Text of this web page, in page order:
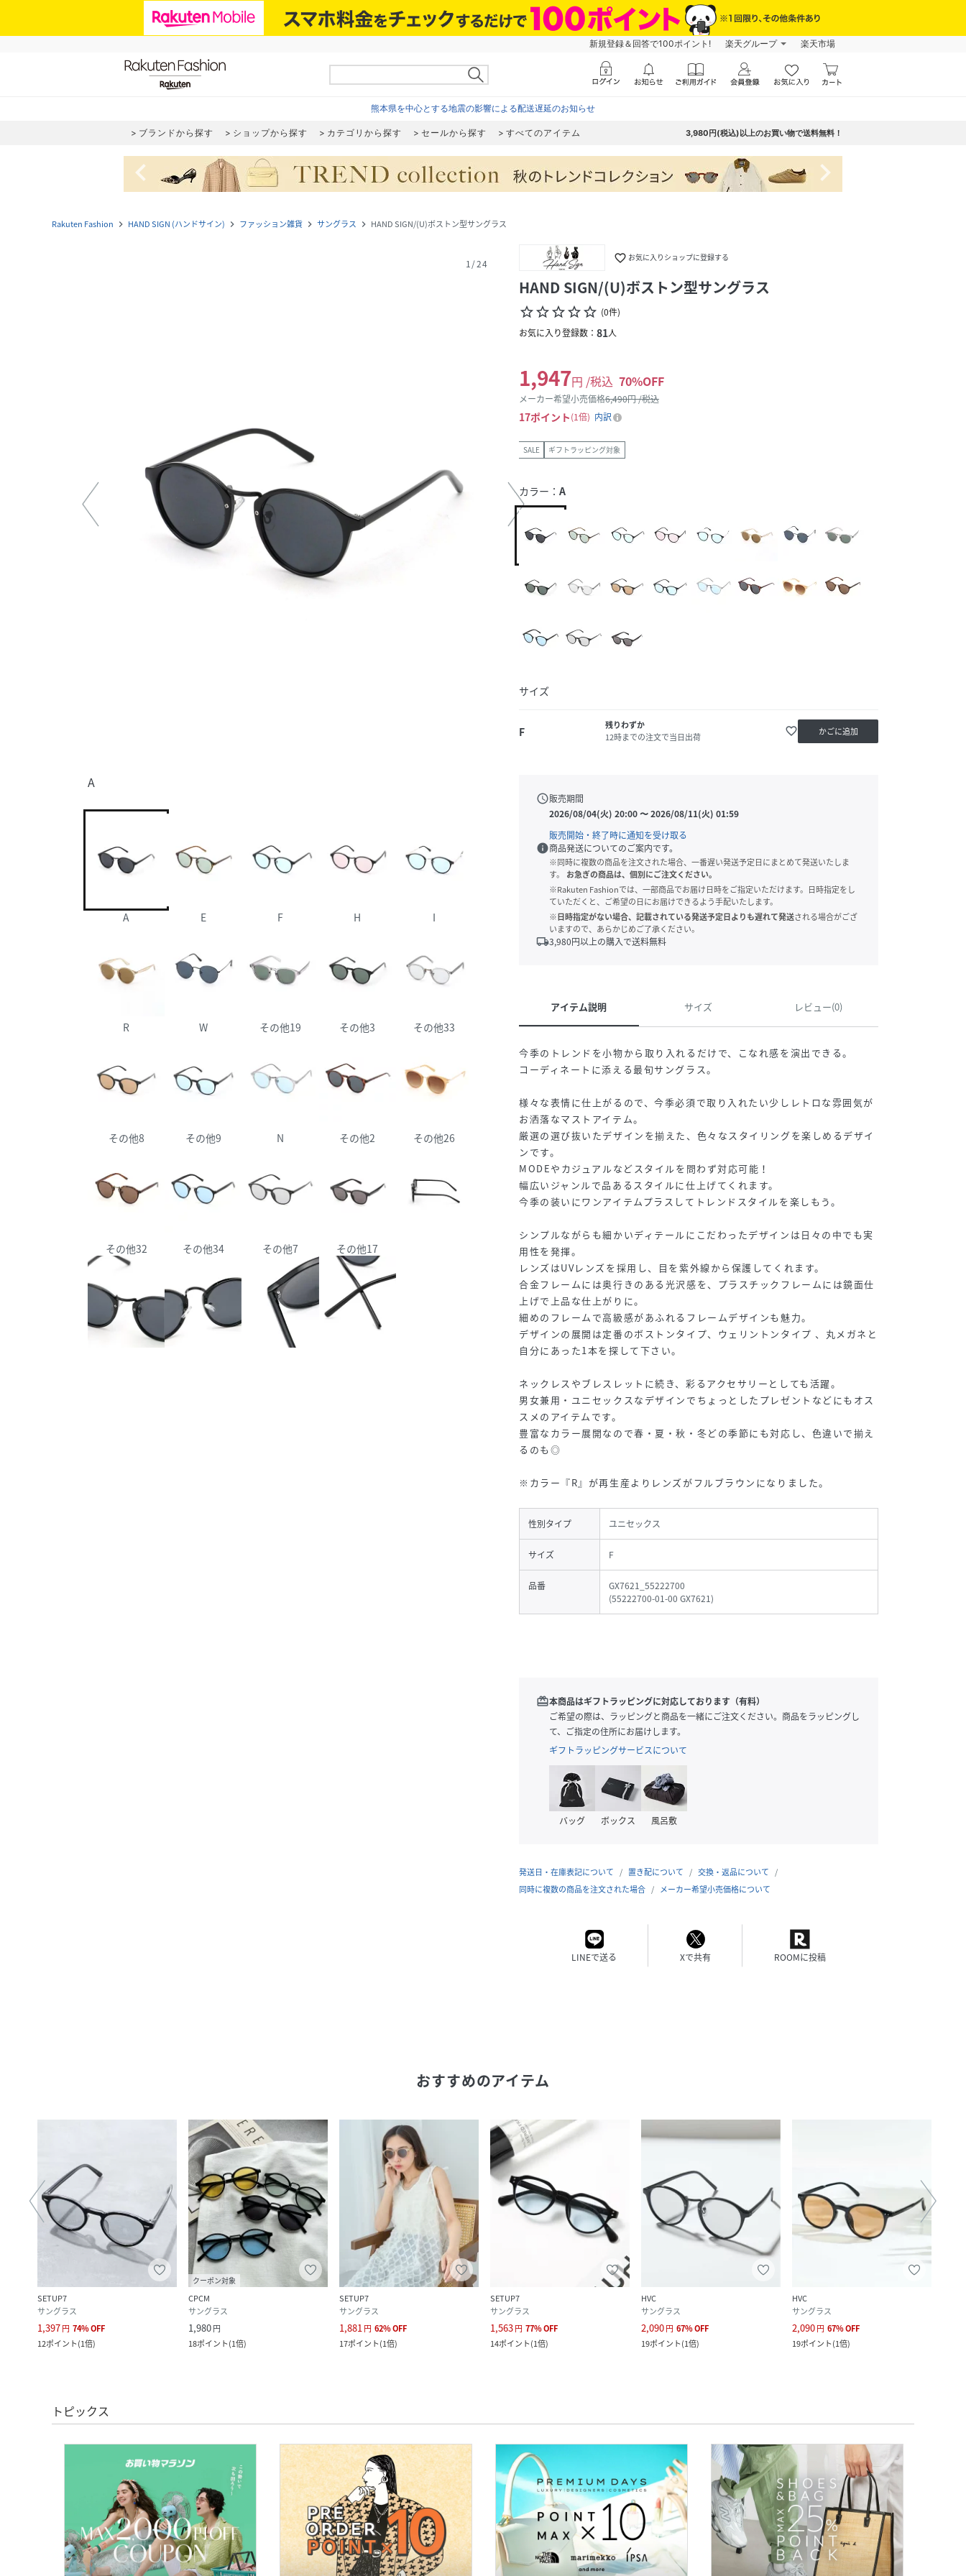
新規登録＆回答で100ポイント! 楽天グループ 楽天市場
熊本県を中心とする地震の影響による配送遅延のお知らせ
ブランドから探す ショップから探す カテゴリから探す セールから探す すべてのアイテム 3,980円(税込)以上のお買い物で送料無料！
navigate_before navigate_next
Rakuten Fashion navigate_next HAND SIGN (ハンドサイン) navigate_next ファッション雑貨 navigate_next サングラス navigate_next HAND SIGN/(U)ボストン型サングラス
1/24
A
A E F H I
R W その他19 その他3 その他33
その他8 その他9 N その他2 その他26
その他32 その他34 その他7 その他17
favorite_border お気に入りショップに登録する
HAND SIGN/(U)ボストン型サングラス
star_borderstar_borderstar_borderstar_borderstar_border (0件)
お気に入り登録数： 81人
1,947円 /税込 70%OFF
メーカー希望小売価格6,490円 /税込
17ポイント 1倍 内訳
SALE ギフトラッピング対象
カラー： A
サイズ
F
残りわずか
12時までの注文で当日出荷
favorite_border かごに追加
schedule販売期間
2026/08/04(火) 20:00〜2026/08/11(火) 01:59
販売開始・終了時に通知を受け取る
info商品発送についてのご案内です。
※同時に複数の商品を注文された場合、一番遅い発送予定日にまとめて発送いたしま
す。
お急ぎの商品は、個別にご注文ください。
※Rakuten Fashionでは、一部商品でお届け日時をご指定いただけます。日時指定をし
ていただくと、ご希望の日にお届けできるよう手配いたします。
※日時指定がない場合、記載されている発送予定日よりも遅れて発送される場合がござ
いますので、あらかじめご了承ください。
local_shipping3,980円以上の購入で送料無料
アイテム説明 サイズ レビュー(0)
今季のトレンドを小物から取り入れるだけで、こなれ感を演出できる。
コーディネートに添える最旬サングラス。
様々な表情に仕上がるので、今季必須で取り入れたい少しレトロな雰囲気が
お洒落なマストアイテム。
厳選の選び抜いたデザインを揃えた、色々なスタイリングを楽しめるデザイ
ンです。
MODEやカジュアルなどスタイルを問わず対応可能！
幅広いジャンルで品あるスタイルに仕上げてくれます。
今季の装いにワンアイテムプラスしてトレンドスタイルを楽しもう。
シンプルながらも細かいディテールにこだわったデザインは日々の中でも実
用性を発揮。
レンズはUVレンズを採用し、目を紫外線から保護してくれます。
合金フレームには奥行きのある光沢感を、プラスチックフレームには鏡面仕
上げで上品な仕上がりに。
細めのフレームで高級感があふれるフレームデザインも魅力。
デザインの展開は定番のボストンタイプ、ウェリントンタイプ 、丸メガネと
自分にあった1本を探して下さい。
ネックレスやブレスレットに続き、彩るアクセサリーとしても活躍。
男女兼用・ユニセックスなデザインでちょっとしたプレゼントなどにもオス
スメのアイテムです。
豊富なカラー展開なので春・夏・秋・冬どの季節にも対応し、色違いで揃え
るのも◎
※カラー『R』が再生産よりレンズがフルブラウンになりました。
性別タイプ ユニセックス
サイズ F
品番
GX7621_55222700
(55222700-01-00 GX7621)
redeem本商品はギフトラッピングに対応しております（有料）
ご希望の際は、ラッピングと商品を一緒にご注文ください。商品をラッピングし
て、ご指定の住所にお届けします。
ギフトラッピングサービスについて
バッグ ボックス 風呂敷
発送日・在庫表記について 置き配について
交換・返品について
同時に複数の商品を注文された場合
メーカー希望小売価格について
LINEで送る Xで共有 ROOMに投稿
おすすめのアイテム
SETUP7
サングラス
1,397円 74%OFF
12ポイント(1倍)
クーポン対象
CPCM
サングラス
1,980円
18ポイント(1倍)
SETUP7
サングラス
1,881円 62%OFF
17ポイント(1倍)
SETUP7
サングラス
1,563円 77%OFF
14ポイント(1倍)
HVC
サングラス
2,090円 67%OFF
19ポイント(1倍)
HVC
サングラス
2,090円 67%OFF
19ポイント(1倍)
トピックス